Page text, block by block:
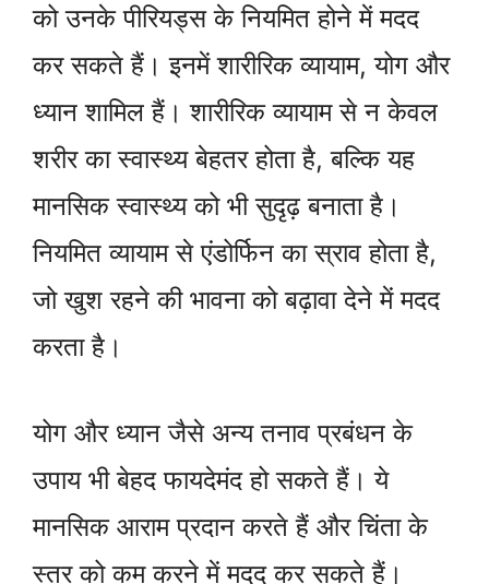
को उनके पीरियड्स के नियमित होने में मदद
कर सकते हैं। इनमें शारीरिक व्यायाम, योग और
ध्यान शामिल हैं। शारीरिक व्यायाम से न केवल
शरीर का स्वास्थ्य बेहतर होता है, बल्कि यह
मानसिक स्वास्थ्य को भी सुदृढ़ बनाता है।
नियमित व्यायाम से एंडोर्फिन का स्राव होता है,
जो खुश रहने की भावना को बढ़ावा देने में मदद
करता है।
योग और ध्यान जैसे अन्य तनाव प्रबंधन के
उपाय भी बेहद फायदेमंद हो सकते हैं। ये
मानसिक आराम प्रदान करते हैं और चिंता के
स्तर को कम करने में मदद कर सकते हैं।